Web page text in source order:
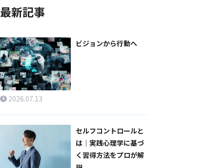
最新記事
ビジョンから行動へ
2026.07.13
セルフコントロールと
は｜実践心理学に基づ
く習得方法をプロが解